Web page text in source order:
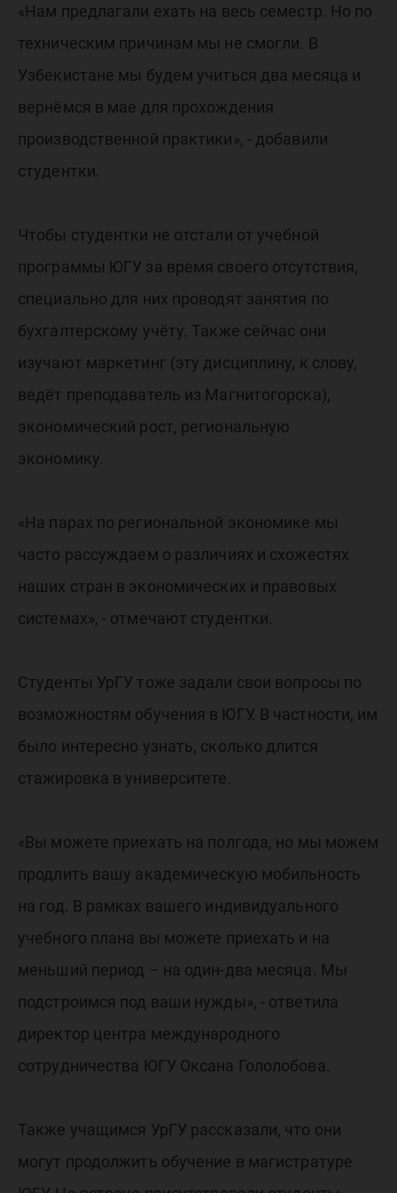
«Нам предлагали ехать на весь семестр. Но по
техническим причинам мы не смогли. В
Узбекистане мы будем учиться два месяца и
вернёмся в мае для прохождения
производственной практики», - добавили
студентки.
Чтобы студентки не отстали от учебной
программы ЮГУ за время своего отсутствия,
специально для них проводят занятия по
бухгалтерскому учёту. Также сейчас они
изучают маркетинг (эту дисциплину, к слову,
ведёт преподаватель из Магнитогорска),
экономический рост, региональную
экономику.
«На парах по региональной экономике мы
часто рассуждаем о различиях и схожестях
наших стран в экономических и правовых
системах», - отмечают студентки.
Студенты УрГУ тоже задали свои вопросы по
возможностям обучения в ЮГУ. В частности, им
было интересно узнать, сколько длится
стажировка в университете.
«Вы можете приехать на полгода, но мы можем
продлить вашу академическую мобильность
на год. В рамках вашего индивидуального
учебного плана вы можете приехать и на
меньший период – на один-два месяца. Мы
подстроимся под ваши нужды», - ответила
директор центра международного
сотрудничества ЮГУ Оксана Гололобова.
Также учащимся УрГУ рассказали, что они
могут продолжить обучение в магистратуре